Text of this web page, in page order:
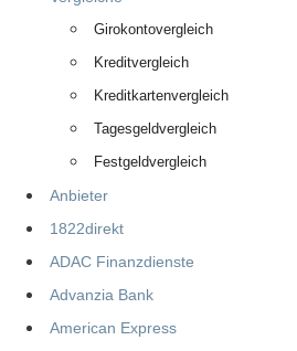
Girokontovergleich
Kreditvergleich
Kreditkartenvergleich
Tagesgeldvergleich
Festgeldvergleich
Anbieter
1822direkt
ADAC Finanzdienste
Advanzia Bank
American Express